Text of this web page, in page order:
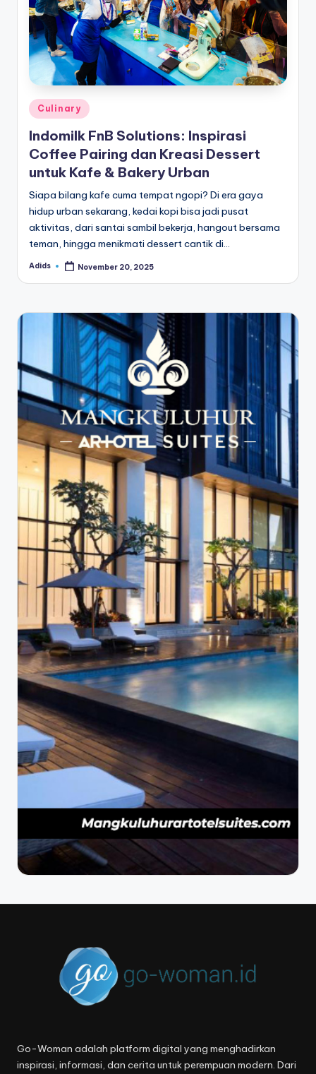
e
di
a
Posted
Culinary
Indomilk FnB Solutions: Inspirasi
Coffee Pairing dan Kreasi Dessert
untuk Kafe & Bakery Urban
Siapa bilang kafe cuma tempat ngopi? Di era gaya
hidup urban sekarang, kedai kopi bisa jadi pusat
aktivitas, dari santai sambil bekerja, hangout bersama
teman, hingga menikmati dessert cantik di…
Posted
Adids November 20, 2025
Go-Woman adalah platform digital yang menghadirkan
inspirasi, informasi, dan cerita untuk perempuan modern. Dari